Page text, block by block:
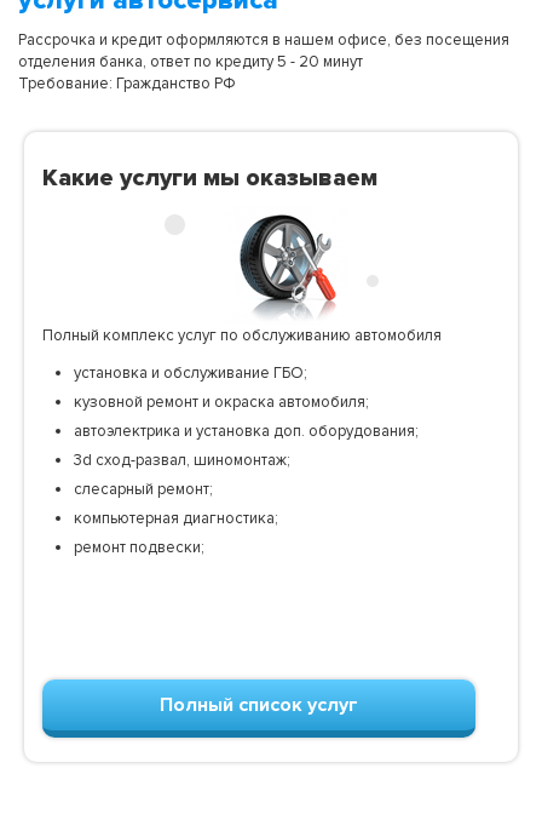
Рассрочка и кредит оформляются в нашем офисе, без посещения
отделения банка, ответ по кредиту 5 - 20 минут
Требование: Гражданство РФ
Какие услуги мы оказываем
Полный комплекс услуг по обслуживанию автомобиля
установка и обслуживание ГБО;
кузовной ремонт и окраска автомобиля;
автоэлектрика и установка доп. оборудования;
3d сход-развал, шиномонтаж;
слесарный ремонт;
компьютерная диагностика;
ремонт подвески;
Полный список услуг